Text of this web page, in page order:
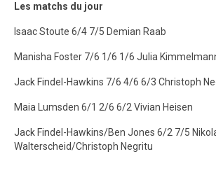
Les matchs du jour
Isaac Stoute 6/4 7/5 Demian Raab
Manisha Foster 7/6 1/6 1/6 Julia
Jack Findel-Hawkins 7/6 4/6 6/3 Christoph
Maia Lumsden 6/1 2/6 6/2 Vivian Heisen
Jack Findel-Hawkins/Ben Jones 6/2 7/5
Walterscheid/Christoph Negritu